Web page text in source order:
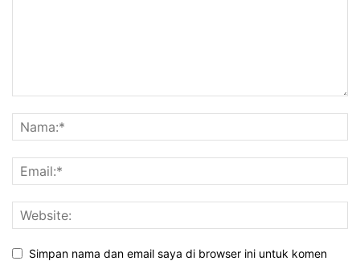
Simpan nama dan email saya di browser ini untuk komen